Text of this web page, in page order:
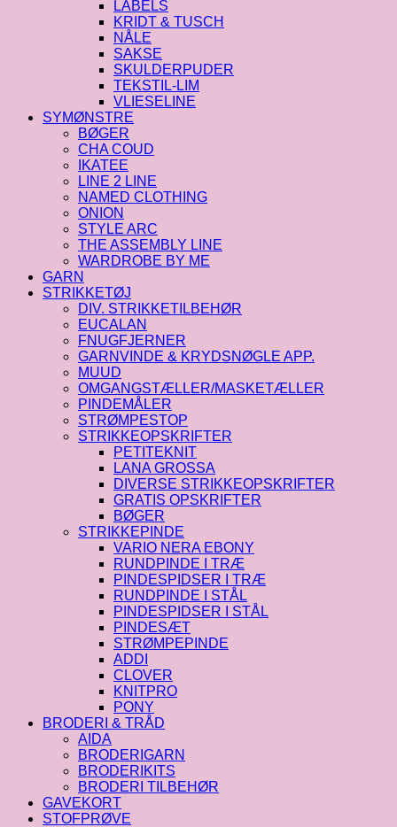
LABELS
KRIDT & TUSCH
NÅLE
SAKSE
SKULDERPUDER
TEKSTIL-LIM
VLIESELINE
SYMØNSTRE
BØGER
CHA COUD
IKATEE
LINE 2 LINE
NAMED CLOTHING
ONION
STYLE ARC
THE ASSEMBLY LINE
WARDROBE BY ME
GARN
STRIKKETØJ
DIV. STRIKKETILBEHØR
EUCALAN
FNUGFJERNER
GARNVINDE & KRYDSNØGLE APP.
MUUD
OMGANGSTÆLLER/MASKETÆLLER
PINDEMÅLER
STRØMPESTOP
STRIKKEOPSKRIFTER
PETITEKNIT
LANA GROSSA
DIVERSE STRIKKEOPSKRIFTER
GRATIS OPSKRIFTER
BØGER
STRIKKEPINDE
VARIO NERA EBONY
RUNDPINDE I TRÆ
PINDESPIDSER I TRÆ
RUNDPINDE I STÅL
PINDESPIDSER I STÅL
PINDESÆT
STRØMPEPINDE
ADDI
CLOVER
KNITPRO
PONY
BRODERI & TRÅD
AIDA
BRODERIGARN
BRODERIKITS
BRODERI TILBEHØR
GAVEKORT
STOFPRØVE